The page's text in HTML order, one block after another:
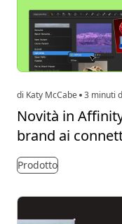
di Katy McCabe 3 minuti
Novità in
brand ai
Prodotto